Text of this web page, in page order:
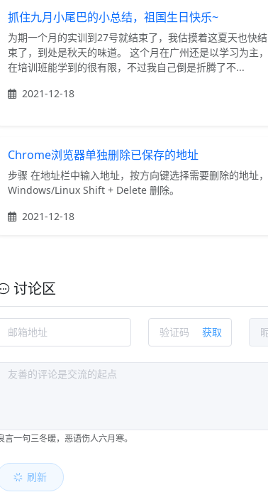
抓住九月小尾巴的小总结，祖国生日快乐~
为期一个月的实训到27号就结束了，我估摸着这夏天也快结
束了，到处是秋天的味道。 这个月在广州还是以学习为主，
在培训班能学到的很有限，不过我自己倒是折腾了不...
2021-12-18
Chrome浏览器单独删除已保存的地址
步骤 在地址栏中输入地址，按方向键选择需要删除的地址，
Windows/Linux Shift + Delete 删除。
2021-12-18
讨论区
获取
言一句三冬暖，恶语伤人六月寒。
刷新